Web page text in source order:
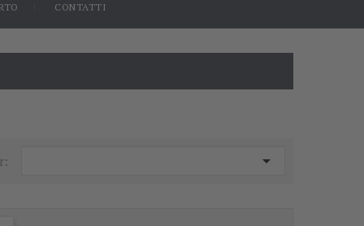
CONTATTI
